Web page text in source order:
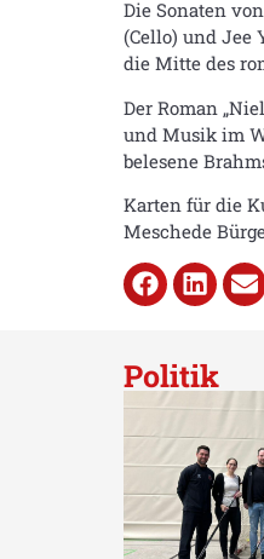
Die Sonaten
(Cello) und Jee
die Mitte des
Der Roman
und Musik im
belesene
Karten für die
Meschede
Politik